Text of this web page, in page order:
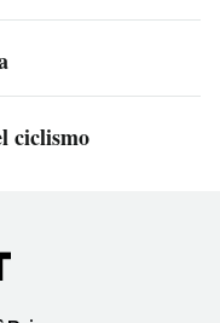
ciclismo